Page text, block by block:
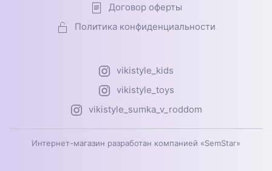
Договор оферты
Политика конфиденциальности
vikistyle_kids
vikistyle_toys
vikistyle_sumka_v_roddom
Интернет-магазин разработан компанией «SemStar»